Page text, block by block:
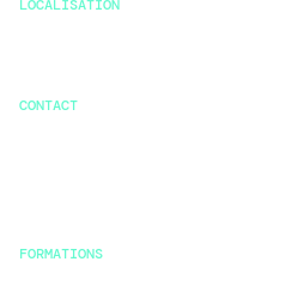
LOCALISATION
CONTACT
FORMATIONS